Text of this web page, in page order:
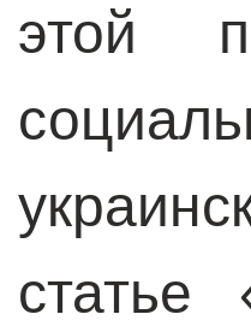
этой
статье